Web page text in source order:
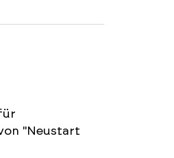
"Neustart